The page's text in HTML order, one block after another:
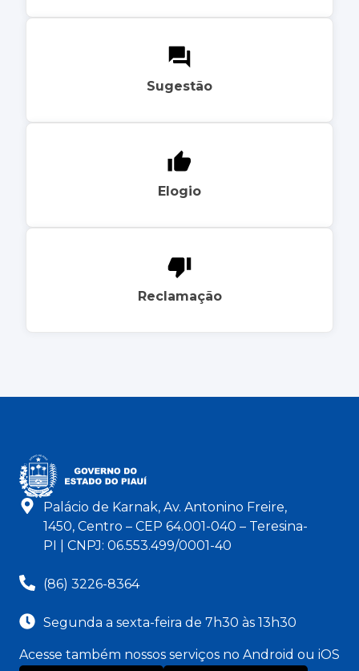
Sugestão
Elogio
Reclamação
Palácio de Karnak, Av. Antonino Freire,
1450, Centro – CEP 64.001-040 – Teresina-
PI | CNPJ: 06.553.499/0001-40
(86) 3226-8364
Segunda a sexta-feira de 7h30 às 13h30
Acesse também nossos serviços no Android ou iOS